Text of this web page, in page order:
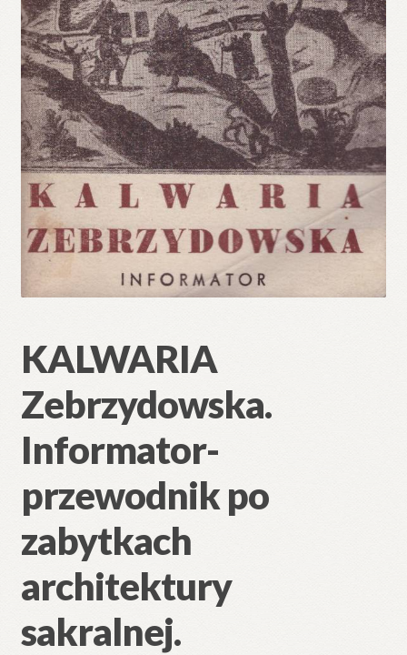
KALWARIA
Zebrzydowska.
Informator-
przewodnik po
zabytkach
architektury
sakralnej.